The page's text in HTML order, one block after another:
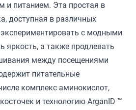
и питанием. Эта простая в
доступная в различных
экспериментировать с модными
яркость, а также продлевать
между посещениями
питательные
комплекс аминокислот,
и технологию ArganID ™